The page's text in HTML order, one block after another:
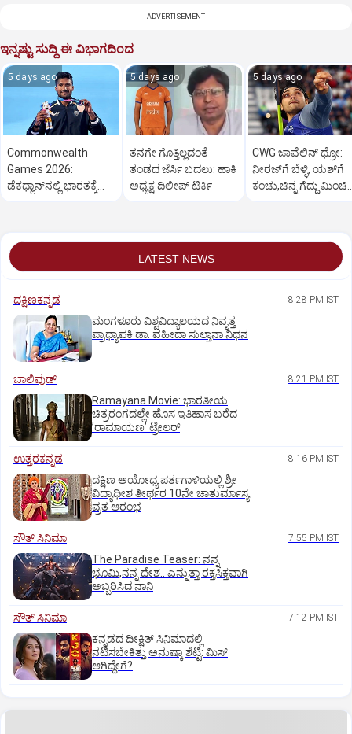
ADVERTISEMENT
ಇನ್ನಷ್ಟು ಸುದ್ದಿ ಈ ವಿಭಾಗದಿಂದ
5 days ago
Commonwealth
Games 2026:
ಡೆಕಥ್ಲಾನ್‌ನಲ್ಲಿ ಭಾರತಕ್ಕೆ
5 days ago
ತನಗೇ ಗೊತ್ತಿಲ್ಲದಂತೆ
ತಂಡದ ಜೆರ್ಸಿ ಬದಲು: ಹಾಕಿ
ಅಧ್ಯಕ್ಷ ದಿಲೀಪ್‌ ಟಿರ್ಕಿ
5 days ago
CWG ಜಾವೆಲಿನ್‌ ಥ್ರೋ:
ನೀರಜ್‌ಗೆ ಬೆಳ್ಳಿ, ಯಶ್‌ಗೆ
ಕಂಚು,ಚಿನ್ನ ಗೆದ್ದು
LATEST NEWS
ದಕ್ಷಿಣಕನ್ನಡ 8:28 PM IST
ಮಂಗಳೂರು ವಿಶ್ವವಿದ್ಯಾಲಯದ ನಿವೃತ್ತ
ಪ್ರಾಧ್ಯಾಪಕಿ ಡಾ. ವಹೀದಾ ಸುಲ್ತಾನಾ ನಿಧನ
ಬಾಲಿವುಡ್‌ 8:21 PM IST
Ramayana Movie: ಭಾರತೀಯ
ಚಿತ್ರರಂಗದಲ್ಲೇ ಹೊಸ ಇತಿಹಾಸ ಬರೆದ
ʼರಾಮಾಯಣʼ ಟ್ರೇಲರ್
ಉತ್ತರಕನ್ನಡ 8:16 PM IST
ದಕ್ಷಿಣ ಅಯೋಧ್ಯ ಪರ್ತಗಾಳಿಯಲ್ಲಿ ಶ್ರೀ
ವಿದ್ಯಾಧೀಶ ತೀರ್ಥರ 10ನೇ ಚಾತುರ್ಮಾಸ್ಯ
ವ್ರತ ಆರಂಭ
ಸೌತ್‌ ಸಿನಿಮಾ 7:55 PM IST
The Paradise Teaser: ನನ್ನ
ಭೂಮಿ,ನನ್ನ ದೇಶ.. ಎನ್ನುತ್ತಾ ರಕ್ತಸಿಕ್ತವಾಗಿ
ಅಬ್ಬರಿಸಿದ ನಾನಿ
ಸೌತ್‌ ಸಿನಿಮಾ 7:12 PM IST
ಕನ್ನಡದ ದೀಕ್ಷಿತ್‌ ಸಿನಿಮಾದಲ್ಲಿ
ನಟಿಸಬೇಕಿತ್ತು ಅನುಷ್ಕಾ ಶೆಟ್ಟಿ: ಮಿಸ್‌
ಆಗಿದ್ದೇಗೆ?